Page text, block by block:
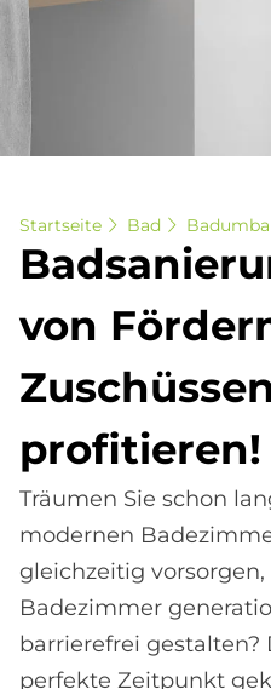
Startseite Bad
von
pro­fi­tie­ren!
Träumen Sie schon
modernen
gleichzeitig
Badezimmer
barrierefrei gestalten?
perfekte Zeitpunkt